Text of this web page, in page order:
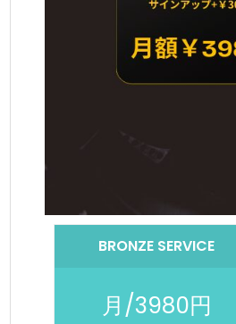
BRONZE SERVICE
月/3980円